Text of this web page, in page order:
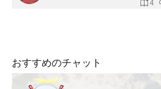
4
おすすめのチャット